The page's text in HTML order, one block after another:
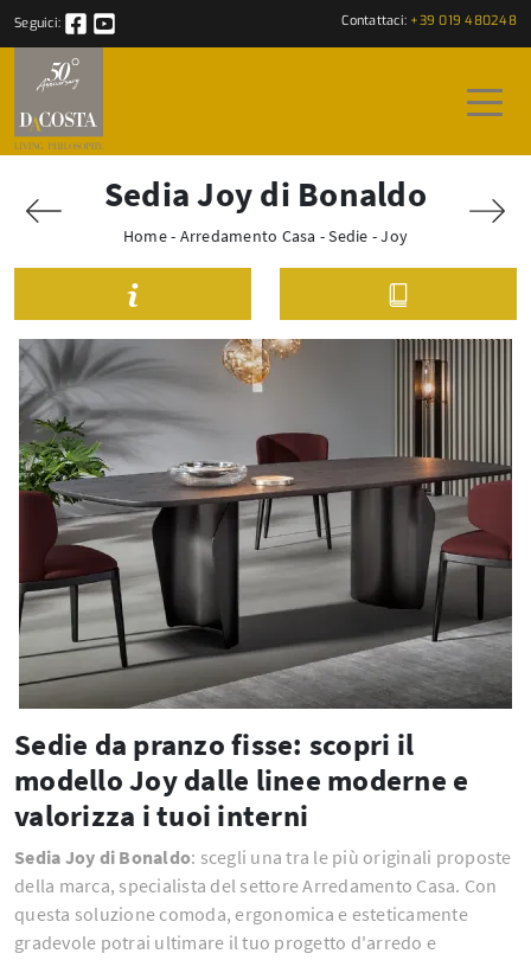
Seguici: Contattaci: +39 019 480248
Sedia Joy di Bonaldo
Home- Arredamento Casa -Sedie -Joy
Sedie da pranzo fisse: scopri il
modello Joy dalle linee moderne e
valorizza i tuoi interni
Sedia Joy di Bonaldo: scegli una tra le più originali proposte
della marca, specialista del settore Arredamento Casa. Con
questa soluzione comoda, ergonomica e esteticamente
gradevole potrai ultimare il tuo progetto d'arredo e